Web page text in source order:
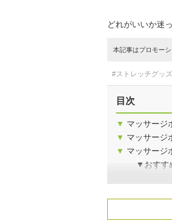
どれがいいか迷
本記事はプロモー
#ストレッチグッズ
目次
▼ マッサージ
▼ マッサージ
▼ マッサージ
▼おすす